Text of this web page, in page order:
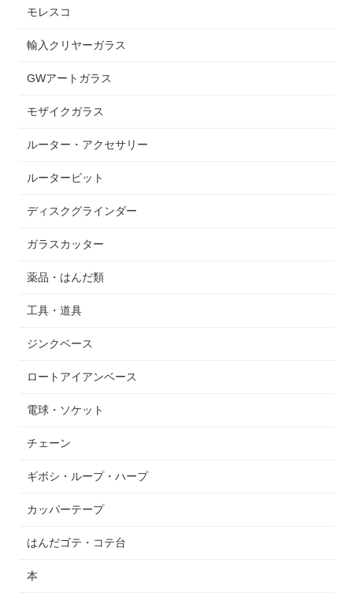
モレスコ
輸入クリヤーガラス
GWアートガラス
モザイクガラス
ルーター・アクセサリー
ルータービット
ディスクグラインダー
ガラスカッター
薬品・はんだ類
工具・道具
ジンクベース
ロートアイアンベース
電球・ソケット
チェーン
ギボシ・ループ・ハープ
カッパーテープ
はんだゴテ・コテ台
本